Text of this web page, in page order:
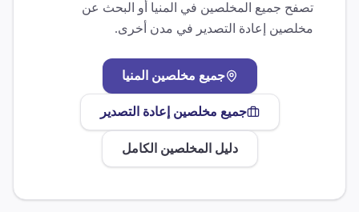
تصفح جميع المخلصين في المنيا أو البحث عن
مخلصين
إعادة التصدير في مدن أخرى.
جميع مخلصين المنيا
جميع مخلصين إعادة التصدير
دليل المخلصين الكامل